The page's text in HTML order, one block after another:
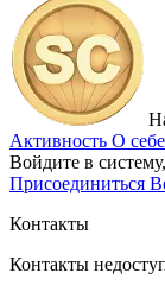
Активность О себе
Войдите в
Присоединиться
Контакты
Контакты